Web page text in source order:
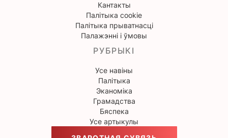
Кантакты
Палітыка cookie
Палітыка прыватнасці
Палажэнні і ўмовы
РУБРЫКІ
Усе навіны
Палітыка
Эканоміка
Грамадства
Бяспека
Усе артыкулы